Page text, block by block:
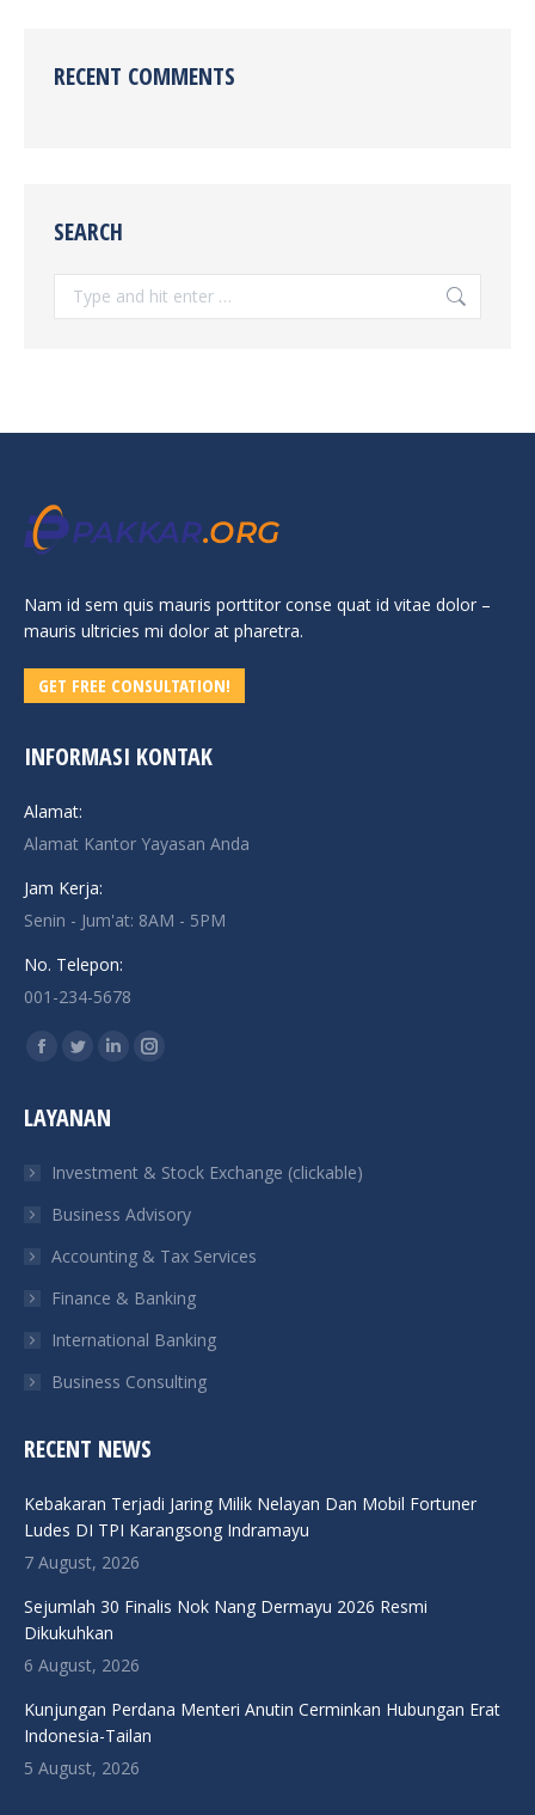
RECENT COMMENTS
SEARCH
Search:
Nam id sem quis mauris porttitor conse quat id vitae dolor –
mauris ultricies mi dolor at pharetra.
GET FREE CONSULTATION!
INFORMASI KONTAK
Alamat:
Alamat Kantor Yayasan Anda
Jam Kerja:
Senin - Jum'at: 8AM - 5PM
No. Telepon:
001-234-5678
Find us on:
Facebook
opens
new
window
Twitter
opens
new
window
Linkedin
new
window
Instagram
new
window
LAYANAN
Investment & Stock Exchange (clickable)
Business Advisory
Accounting & Tax Services
Finance & Banking
International Banking
Business Consulting
RECENT NEWS
Kebakaran Terjadi Jaring Milik Nelayan Dan Mobil Fortuner
Ludes DI TPI Karangsong Indramayu
7 August, 2026
Sejumlah 30 Finalis Nok Nang Dermayu 2026 Resmi
Dikukuhkan
6 August, 2026
Kunjungan Perdana Menteri Anutin Cerminkan Hubungan Erat
Indonesia-Tailan
5 August, 2026